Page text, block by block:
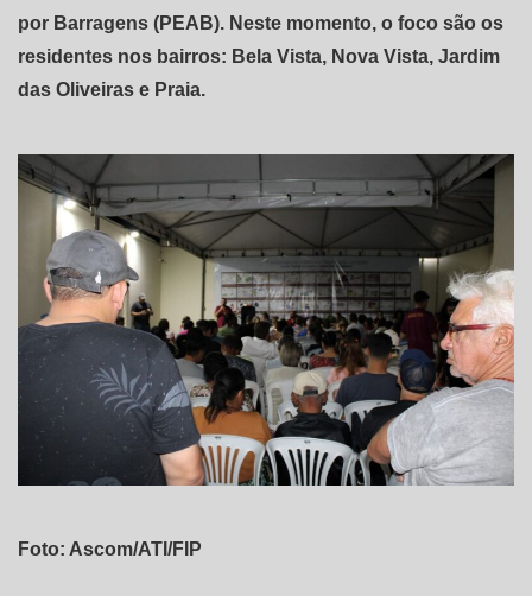
por Barragens (PEAB). Neste momento, o foco são os
residentes nos bairros: Bela Vista, Nova Vista, Jardim
das Oliveiras e Praia.
Foto: Ascom/ATI/FIP